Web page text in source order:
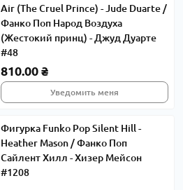
Air (The Cruel Prince) - Jude Duarte /
Фанко Поп Народ Воздуха
(Жестокий принц) - Джуд Дуарте
#48
810.00 ₴
Уведомить меня
Фигурка Funko Pop Silent Hill -
Heather Mason / Фанко Поп
Сайлент Хилл - Хизер Мейсон
#1208